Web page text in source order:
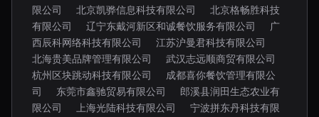
限公司
北京凯骅信息科技有限公司
北京格畅胜科技
有限公司
辽宁东戴河新区和诚餐饮服务有限公司
广
西辰科网络科技有限公司
江苏沪曼君科技有限公司
北海贵美品牌管理有限公司
武汉志远顺商贸有限公司
杭州区块跳动科技有限公司
成都喜你餐饮管理有限公
司
东莞市鑫驰贸易有限公司
郎溪县润田生态农业有
限公司
上海光陆科技有限公司
宁波拼东丹科技有限